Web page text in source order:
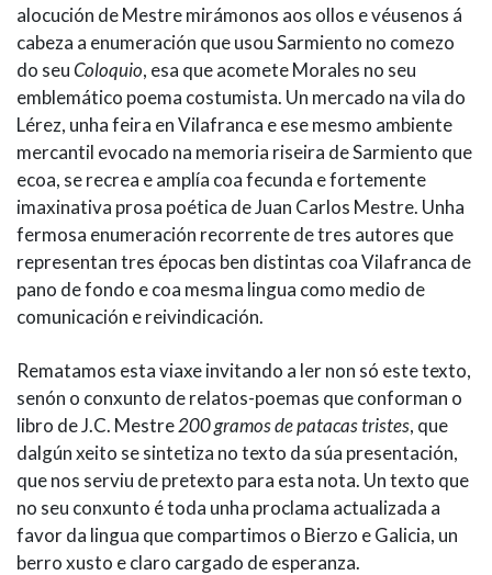
alocución de Mestre mirámonos aos ollos e véusenos á
cabeza a enumeración que usou Sarmiento no comezo
do seuColoquio, esa que acomete Morales no seu
emblemático poema costumista. Un mercado na vila do
Lérez, unha feira en Vilafranca e ese mesmo ambiente
mercantil evocado na memoria riseira de Sarmiento que
ecoa, se recrea e amplía coa fecunda e fortemente
imaxinativa prosa poética de Juan Carlos Mestre. Unha
fermosa enumeración recorrente de tres autores que
representan tres épocas ben distintas coa Vilafranca de
pano de fondo e coa mesma lingua como medio de
comunicación e reivindicación.
Rematamos esta viaxe invitando a ler non só este texto,
senón o conxunto de relatos-poemas que conforman o
libro de J.C. Mestre200 gramos de patacas tristes, que
dalgún xeito se sintetiza no texto da súa presentación,
que nos serviu de pretexto para esta nota. Un texto que
no seu conxunto é toda unha proclama actualizada a
favor da lingua que compartimos o Bierzo e Galicia, un
berro xusto e claro cargado de esperanza.